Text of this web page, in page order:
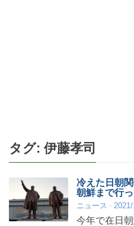
タグ: 伊藤孝司
冷えた日朝
朝鮮まで行
ニュース
今年で在日